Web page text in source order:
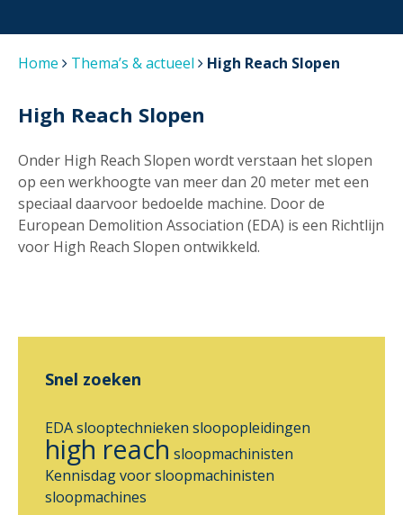
Home Thema’s & actueel High Reach Slopen
High Reach Slopen
Onder High Reach Slopen wordt verstaan het slopen
op een werkhoogte van meer dan 20 meter met een
speciaal daarvoor bedoelde machine. Door de
European Demolition Association (EDA) is een Richtlijn
voor High Reach Slopen ontwikkeld.
Snel zoeken
EDAslooptechnieken sloopopleidingen
high reach sloopmachinisten
Kennisdag voor sloopmachinisten
sloopmachines